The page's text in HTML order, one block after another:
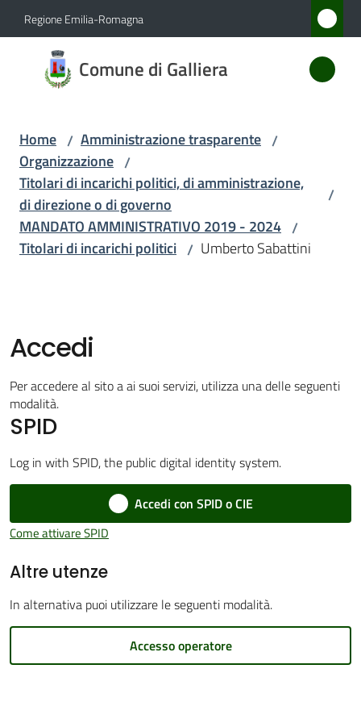
Vai al contenuto
Vai alla navigazione
Vai al footer
Regione Emilia-Romagna
Comune di Galliera
Comune
di
Amministrazione
Menu selezionato
Novità
Galliera
Amministrazione
Trasparente
Menu selezionato
gli
Seguici
Home / Amministrazione trasparente /
Organizzazione /
Titolari di incarichi politici, di amministrazione,
di direzione o di governo
/
MANDATO AMMINISTRATIVO 2019 - 2024 /
Titolari di incarichi politici / Umberto Sabattini
Accedi
Per accedere al sito a ai suoi servizi, utilizza una delle seguenti
modalità.
SPID
Log in with SPID, the public digital identity system.
Accedi con SPID o CIE
Come attivare SPID
Altre utenze
In alternativa puoi utilizzare le seguenti modalità.
Accesso operatore